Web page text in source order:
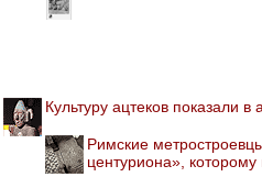
Культуру ацтеков показали в
Римские
центуриона»,